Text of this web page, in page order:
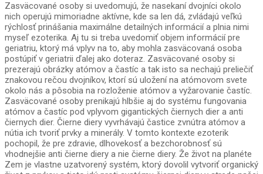
Zasväcované osoby si uvedomujú, že nasekaní dvojníci okolo
nich operujú mimoriadne aktívne, kde sa len dá, zvládajú veľkú
rýchlosť prinášania maximálne detailných informácií a plnia nimi
myseľ ezoterika. Aj tu si treba uvedomiť objem informácií pre
geriatriu, ktorý má vplyv na to, aby mohla zasväcovaná osoba
postúpiť v geriatrii ďalej ako doteraz. Zasväcované osoby si
prezerajú obrázky atómov a častíc a tak isto sa nechajú preliečiť
znakovou rečou dvojníkov, ktorí sú uložení na atómovom svete
okolo nás a pôsobia na rozloženie atómov a vyžarovanie častíc.
Zasväcované osoby prenikajú hlbšie aj do systému fungovania
atómov a častíc pod vplyvom gigantických čiernych dier a anti
čiernych dier. Čierne diery vyvrhávajú častice zvnútra atómov a
nútia ich tvoriť prvky a minerály. V tomto kontexte ezoterik
pochopil, že pre zdravie, dlhovekosť a bezchorobnosť sú
vhodnejšie anti čierne diery a nie čierne diery. Že život na planéte
Zem je vlastne uzatvorený systém, ktorý dovolil vytvoriť organický